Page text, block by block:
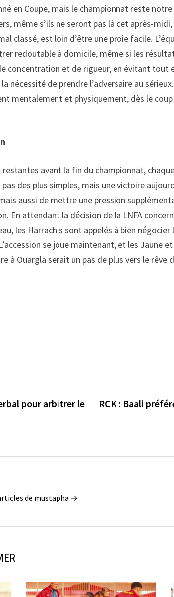
en Coupe, mais le championnat reste
même s’ils ne seront pas là cet après-
classé, est loin d’être une proie facile.
redoutable à domicile, même si les
concentration et de rigueur, en évitant tout
nécessité de prendre l’adversaire au
mentalement et physiquement, dès le coup
avant la fin du championnat,
pas des plus simples, mais une victoire
aussi de mettre une pression
En attendant la décision de la LNFA
les Harrachis sont appelés à bien
se joue maintenant, et les Jaune
à Ouargla serait un pas de plus vers le rêve
: pour arbitrer le
RCK : Baali
de mustapha →